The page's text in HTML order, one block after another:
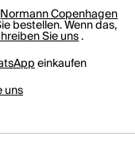
Normann Copenhagen
bestellen. Wenn das,
Sie uns.
einkaufen
uns